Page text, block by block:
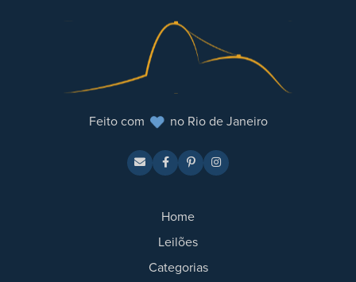
Feito com no Rio de Janeiro
Home
Leilões
Categorias